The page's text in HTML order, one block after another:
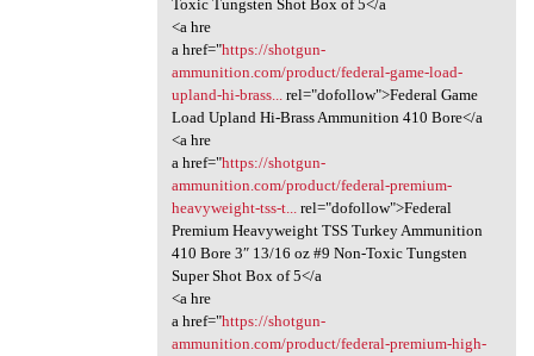
Toxic Tungsten Shot Box of 5</a
<a hre
a href="https://shotgun-
ammunition.com/product/federal-game-load-
upland-hi-brass...rel="dofollow">Federal Game
Load Upland Hi-Brass Ammunition 410 Bore</a
<a hre
a href="https://shotgun-
ammunition.com/product/federal-premium-
heavyweight-tss-t...rel="dofollow">Federal
Premium Heavyweight TSS Turkey Ammunition
410 Bore 3″ 13/16 oz #9 Non-Toxic Tungsten
Super Shot Box of 5</a
<a hre
a href="https://shotgun-
ammunition.com/product/federal-premium-high-